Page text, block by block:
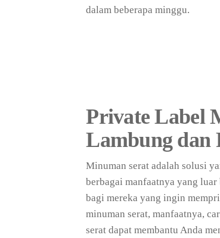
dalam beberapa minggu.
Private Label
Lambung dan
Minuman serat adalah solusi
berbagai manfaatnya yang
bagi mereka yang ingin
minuman serat, manfaatnya,
serat dapat membantu Anda